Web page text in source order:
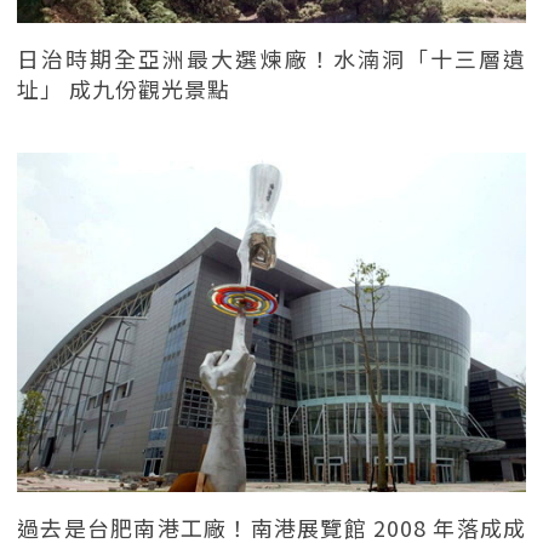
日治時期全亞洲最大選煉廠！水湳洞「十三層遺
址」 成九份觀光景點
過去是台肥南港工廠！南港展覽館 2008 年落成成